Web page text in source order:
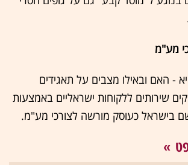
מע"מ
- האם ובאילו מצבים על תאגידים
שירותים ללקוחות ישראליים באמצעות
בישראל כעוסק מורשה לצורכי מע"מ.